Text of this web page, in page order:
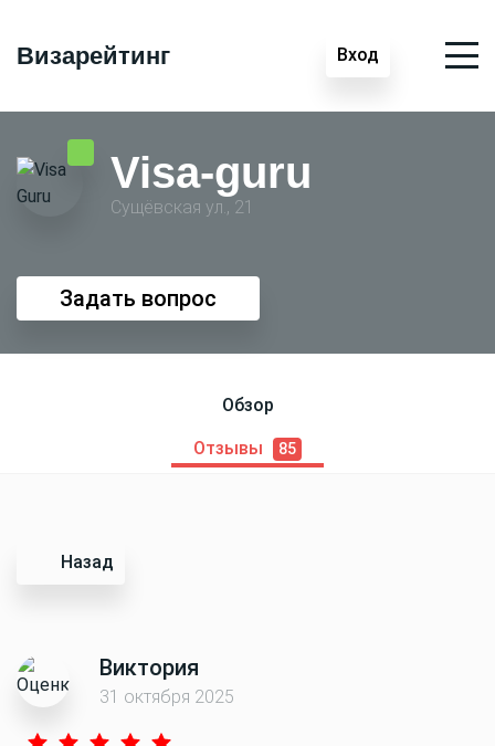
Визарейтинг Вход
Visa-guru
Сущёвская ул., 21
Задать вопрос
Обзор
Отзывы 85
Назад
Виктория
31 октября 2025